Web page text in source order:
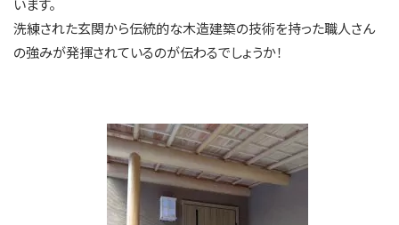
洗練された玄関から伝統的な木造建築の技術を持った職人さん
の強みが発揮されているのが伝わるでしょうか！